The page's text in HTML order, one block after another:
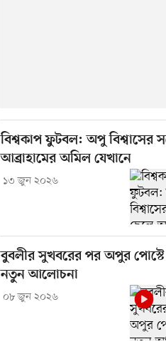
বিশ্বকাপ ফুটবল: অপু বিশ্বাসের
আব্রাহামের অমিল যেখানে
১৩ জুন ২০২৬
বুবলীর সুখবরের পর অপুর
নতুন আলোচনা
০৮ জুন ২০২৬